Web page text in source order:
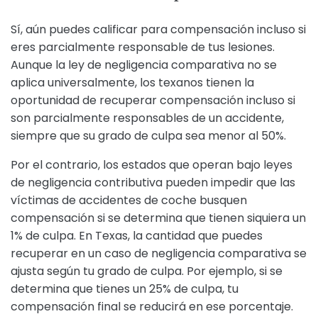
Sí, aún puedes calificar para compensación incluso si
eres parcialmente responsable de tus lesiones.
Aunque la ley de negligencia comparativa no se
aplica universalmente, los texanos tienen la
oportunidad de recuperar compensación incluso si
son parcialmente responsables de un accidente,
siempre que su grado de culpa sea menor al 50%.
Por el contrario, los estados que operan bajo leyes
de negligencia contributiva pueden impedir que las
víctimas de accidentes de coche busquen
compensación si se determina que tienen siquiera un
1% de culpa. En Texas, la cantidad que puedes
recuperar en un caso de negligencia comparativa se
ajusta según tu grado de culpa. Por ejemplo, si se
determina que tienes un 25% de culpa, tu
compensación final se reducirá en ese porcentaje.